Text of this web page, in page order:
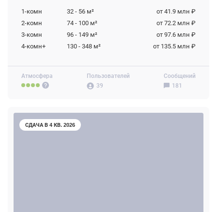
Атмосфера
Пользователей
39
Сообщений
181
1-комн 32 - 56 м²
от 41.9 млн ₽
2-комн
74 - 100 м²
от 72.2 млн ₽
3-комн
96 - 149 м²
от 97.6 млн ₽
4-комн+
130 - 348 м² от 135.5 млн ₽
СДАЧА В 4 КВ. 2026